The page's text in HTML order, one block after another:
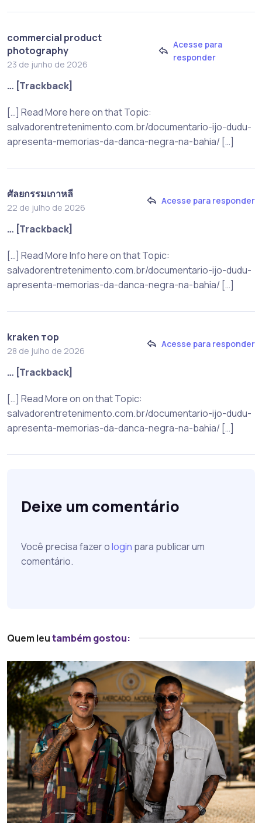
commercial product
photography
23 de junho de 2026
Acesse para
responder
… [Trackback]
[…] Read More here on that Topic:
salvadorentretenimento.com.br/documentario-ijo-dudu-
apresenta-memorias-da-danca-negra-na-bahia/ […]
ศัลยกรรมเกาหลี
22 de julho de 2026
Acesse para responder
… [Trackback]
[…] Read More Info here on that Topic:
salvadorentretenimento.com.br/documentario-ijo-dudu-
apresenta-memorias-da-danca-negra-na-bahia/ […]
kraken тор
28 de julho de 2026
Acesse para responder
… [Trackback]
[…] Read More on on that Topic:
salvadorentretenimento.com.br/documentario-ijo-dudu-
apresenta-memorias-da-danca-negra-na-bahia/ […]
Deixe um comentário
Você precisa fazer ologin para publicar um
comentário.
Quem leutambém gostou: